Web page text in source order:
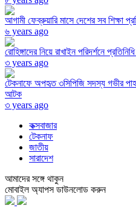
আগামী ফেব্রুয়ারি মাসে দেশের সব শিক্ষা
৬ years ago
রোহিঙ্গাদের নিয়ে রাখাইন পরিদর্শনে
৩ years ago
টেকনাফে অপহৃত ৩সিপিজি সদস্য গভীর
আটক
৩ years ago
কক্সবাজার
টেকনাফ
জাতীয়
সারাদেশ
আমাদের সঙ্গে থাকুন
মোবাইল অ্যাপস ডাউনলোড করুন